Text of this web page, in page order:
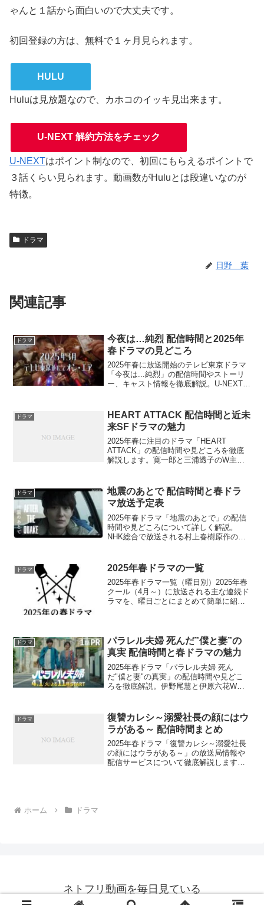
ゃんと１話から面白いので大丈夫です。
初回登録の方は、無料で１ヶ月見られます。
HULU
Huluは見放題なので、カホコのイッキ見出来ます。
U-NEXT 解約方法をチェック
U-NEXTはポイント制なので、初回にもらえるポイントで
３話くらい見られます。動画数がHuluとは段違いなのが
特徴。
ドラマ
日野 葉
関連記事
ドラマ
今夜は…純烈 配信時間と2025年
春ドラマの見どころ
2025年春に放送開始のテレビ東京ドラマ
「今夜は...純烈」の配信時間やストーリ
ー、キャスト情報を徹底解説。U-NEXTな
ドラマ
HEART ATTACK 配信時間と近未
来SFドラマの魅力
2025年春に注目のドラマ「HEART
ATTACK」の配信時間や見どころを徹底
解説します。寛一郎と三浦透子のW主演
ックしておきませんか？
ドラマ
地震のあとで 配信時間と春ドラ
マ放送予定表
2025年春ドラマ「地震のあとで」の配信
時間や見どころについて詳しく解説。
NHK総合で放送される村上春樹原作の話
たはどのエピソードに最も興味がありま
すか？
ドラマ 2025年春ドラマの一覧
2025年春ドラマ一覧（曜日別）2025年春
クール（4月～）に放送される主な連続ド
ラマを、曜日ごとにまとめて簡単に紹介
のロマ...
ドラマ
パラレル夫婦 死んだ”僕と妻”の
真実 配信時間と春ドラマの魅力
2025年春ドラマ「パラレル夫婦 死ん
だ"僕と妻"の真実」の配信時間や見どこ
ろを徹底解説。伊野尾慧と伊原六花W主
たらすのでしょうか？
ドラマ
復讐カレシ～溺愛社長の顔にはウ
ラがある～ 配信時間まとめ
2025年春ドラマ「復讐カレシ～溺愛社長
の顔にはウラがある～」の放送局情報や
配信サービスについて徹底解説します。
ホーム ドラマ
ネトフリ動画を毎日見ている